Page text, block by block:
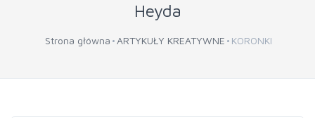
Heyda
Strona główna ARTYKUŁY KREATYWNE KORONKI